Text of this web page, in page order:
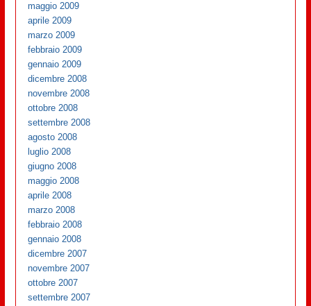
maggio 2009
aprile 2009
marzo 2009
febbraio 2009
gennaio 2009
dicembre 2008
novembre 2008
ottobre 2008
settembre 2008
agosto 2008
luglio 2008
giugno 2008
maggio 2008
aprile 2008
marzo 2008
febbraio 2008
gennaio 2008
dicembre 2007
novembre 2007
ottobre 2007
settembre 2007